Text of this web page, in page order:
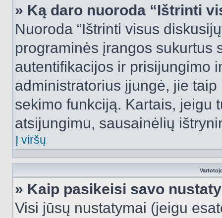
» Ką daro nuoroda “Ištrinti
Nuoroda “Ištrinti visus
programinės įrangos sukurtus
autentifikacijos ir prisijungimo
administratorius įjungė, jie
sekimo funkciją. Kartais, jeigu
atsijungimu, sausainėlių
Į viršų
» Kaip pasikeisi savo
Visi jūsų nustatymai (jeigu